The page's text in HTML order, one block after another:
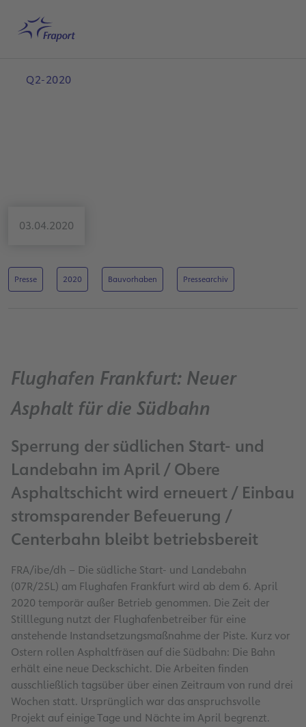
Startseite
Q2-2020
03.04.2020
Presse 2020 Bauvorhaben Pressearchiv
Flughafen Frankfurt: Neuer
Asphalt für die Südbahn
Sperrung der südlichen Start- und
Landebahn im April / Obere
Asphaltschicht wird erneuert / Einbau
stromsparender Befeuerung /
Centerbahn bleibt betriebsbereit
FRA/ibe/dh – Die südliche Start- und Landebahn
(07R/25L) am Flughafen Frankfurt wird ab dem 6. April
2020 temporär außer Betrieb genommen. Die Zeit der
Stilllegung nutzt der Flughafenbetreiber für eine
anstehende Instandsetzungsmaßnahme der Piste. Kurz vor
Ostern rollen Asphaltfräsen auf die Südbahn: Die Bahn
erhält eine neue Deckschicht. Die Arbeiten finden
ausschließlich tagsüber über einen Zeitraum von rund drei
Wochen statt. Ursprünglich war das anspruchsvolle
Projekt auf einige Tage und Nächte im April begrenzt.